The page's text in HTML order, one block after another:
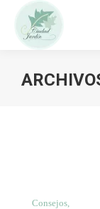
Consejos,